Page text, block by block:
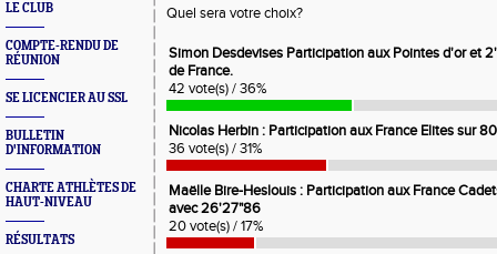
LE CLUB
COMPTE-RENDU DE
RÉUNION
SE LICENCIER AU SSL
BULLETIN
D'INFORMATION
CHARTE ATHLÈTES DE
HAUT-NIVEAU
RÉSULTATS
Quel sera votre choix?
Simon Desdevises Participation aux Pointes d'or et
de France.
42 vote(s) / 36%
Nicolas Herbin : Participation aux France Elites sur
36 vote(s) / 31%
Maëlle Bire-Heslouis : Participation aux France
avec 26'27"86
20 vote(s) / 17%